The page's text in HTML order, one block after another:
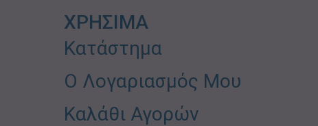
ΧΡΗΣΙΜΑ
Κατάστημα
Ο Λογαριασμός Μου
Καλάθι Αγορών